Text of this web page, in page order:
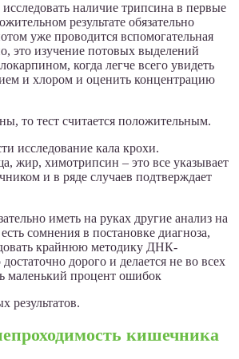
наличие трипсина в первые
результате обязательно
уже проводится вспомогательная
это изучение потовых выделений
когда легче всего увидеть
и хлором и оценить концентрацию
то тест считается положительным.
исследование кала крохи.
жир, химотрипсин – это все указывает
и в ряде случаев подтверждает
иметь на руках другие анализ на
сомнения в постановке диагноза,
крайнюю методику ДНК-
дорого и делается не во всех
маленький процент ошибок
результатов.
кишечника